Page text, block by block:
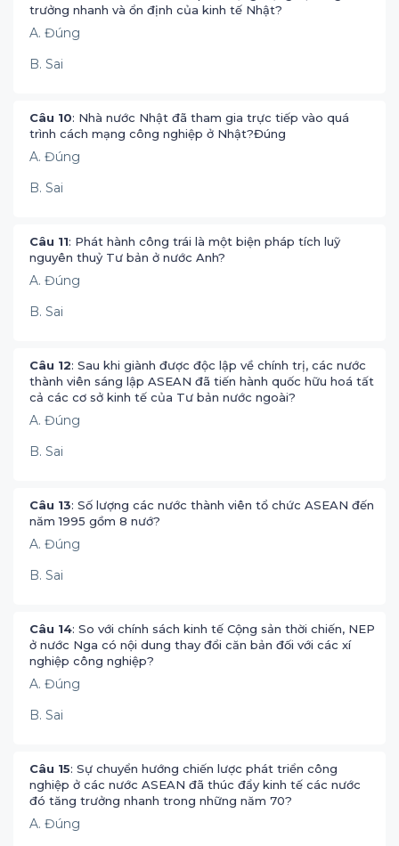
trưởng nhanh và ổn định của kinh tế Nhật?
A. Đúng
B. Sai
Câu 10: Nhà nước Nhật đã tham gia trực tiếp vào quá
trình cách mạng công nghiệp ở Nhật?Đúng
A. Đúng
B. Sai
Câu 11: Phát hành công trái là một biện pháp tích luỹ
nguyên thuỷ Tư bản ở nước Anh?
A. Đúng
B. Sai
Câu 12: Sau khi giành được độc lập về chính trị, các nước
thành viên sáng lập ASEAN đã tiến hành quốc hữu hoá tất
cả các cơ sở kinh tế của Tư bản nước ngoài?
A. Đúng
B. Sai
Câu 13: Số lượng các nước thành viên tổ chức ASEAN đến
năm 1995 gồm 8 nướ?
A. Đúng
B. Sai
Câu 14: So với chính sách kinh tế Cộng sản thời chiến, NEP
ở nước Nga có nội dung thay đổi căn bản đối với các xí
nghiệp công nghiệp?
A. Đúng
B. Sai
Câu 15: Sự chuyển hướng chiến lược phát triển công
nghiệp ở các nước ASEAN đã thúc đẩy kinh tế các nước
đó tăng trưởng nhanh trong những năm 70?
A. Đúng